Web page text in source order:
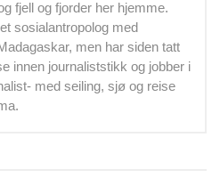
fjell og fjorder her hjemme.
sosialantropolog med
men har siden tatt
innen journaliststikk og jobber i
med seiling, sjø og reise